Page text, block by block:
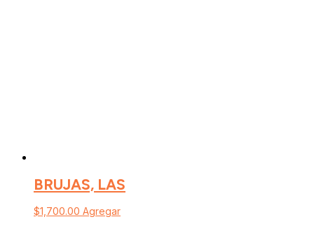
BRUJAS, LAS
$1,700.00 Agregar